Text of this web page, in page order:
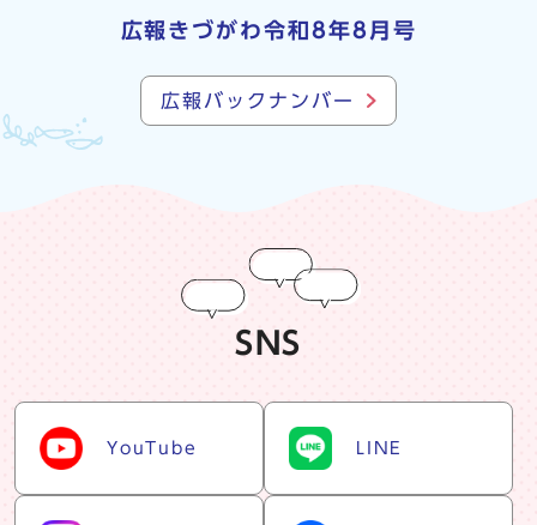
広報きづがわ令和8年8月号
広報バックナンバー
SNS
snsリスト
YouTube LINE